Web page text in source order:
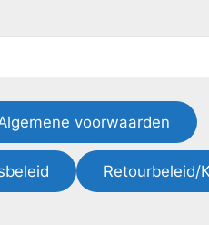
voorwaarden
Retourbeleid/